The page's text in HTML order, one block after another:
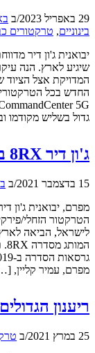
29 באפריל 2023 /ב
בינוניים, טרקטורים
שיגיע לארץ. הנה
גדול בשליש מקודמו
ג'ון דיר 8RX בארץ
15 בדצמבר 2021 /ב
מפרם, יבואנית ג'ון
לישראל, הביאה
מפרם, עמיר קליין,
ריענון
25 במרץ 2021 /ב